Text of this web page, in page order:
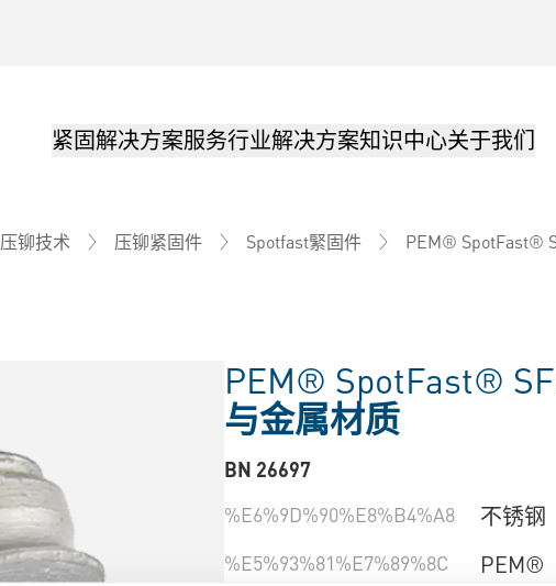
紧固解决方案服务行业解决方案知识中心关于我们
压铆技术 压铆紧固件 Spotfast緊固件 PEM® SpotFast®
PEM® SpotFast®
与金属材质
BN 26697
%E6%9D%90%E8%B4%A8
不锈钢
%E5%93%81%E7%89%8C PEM®